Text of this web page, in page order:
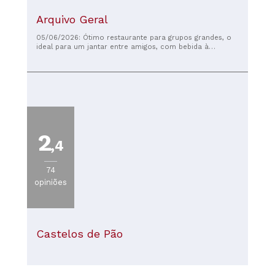
Arquivo Geral
05/06/2026: Ótimo restaurante para grupos grandes, o
ideal para um jantar entre amigos, com bebida à
2,4
74
opiniões
Castelos de Pão